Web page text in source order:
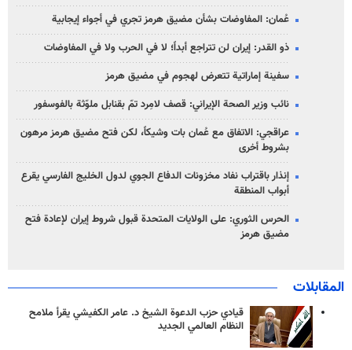
عُمان: المفاوضات بشأن مضيق هرمز تجري في أجواء إيجابية
ذو القدر: إيران لن تتراجع أبداً؛ لا في الحرب ولا في المفاوضات
سفينة إماراتية تتعرض لهجوم في مضيق هرمز
نائب وزير الصحة الإيراني: قصف لامِرد تمّ بقنابل ملوّثة بالفوسفور
عراقجي: الاتفاق مع عُمان بات وشيكاً، لكن فتح مضيق هرمز مرهون
بشروط أخرى
إنذار باقتراب نفاد مخزونات الدفاع الجوي لدول الخليج الفارسي يقرع
أبواب المنطقة
الحرس الثوري: على الولايات المتحدة قبول شروط إيران لإعادة فتح
مضيق هرمز
المقابلات
قيادي حزب الدعوة الشيخ د. عامر الكفيشي يقرأ ملامح
النظام العالمي الجديد